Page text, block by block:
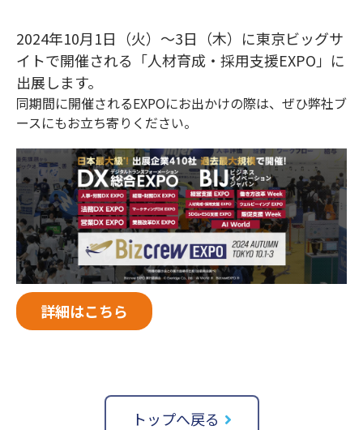
お役立ち情報
会社情報
2024年10月1日（火）～3日（木）に東京ビッグサ
イトで開催される「人材育成・採用支援EXPO」に
出展します。
同期間に開催されるEXPOにお出かけの際は、ぜひ弊社ブ
ースにもお立ち寄りください。
詳細はこちら
トップへ戻る